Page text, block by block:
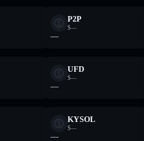
P2P
$—
—
UFD
$—
—
KYSOL
$—
—